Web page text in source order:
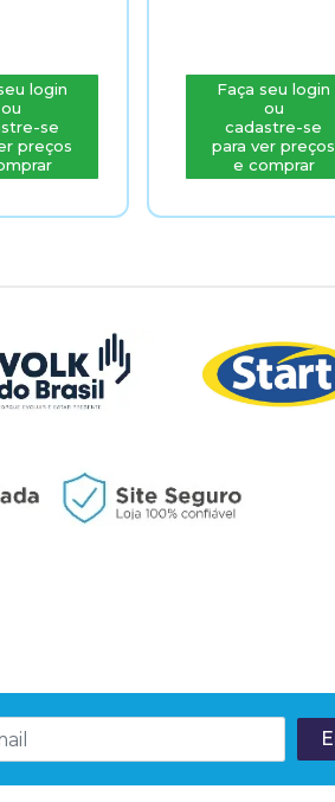
login
ou
se
preços
Faça seu login
ou
cadastre-se
para ver preços
e comprar